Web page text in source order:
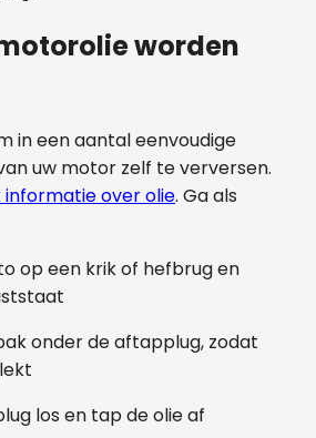
worden
in een aantal eenvoudige
uw motor zelf te verversen.
over olie. Ga als
een krik of hefbrug en
de aftapplug, zodat
los en tap de olie af